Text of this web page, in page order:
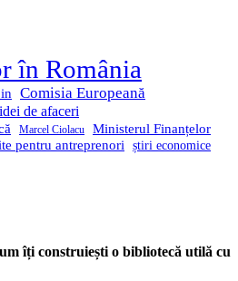
în România
Comisia Europeană
idei de afaceri
Marcel Ciolacu Ministerul Finanțelor
pentru antreprenori știri economice
îți construiești o bibliotecă utilă cu